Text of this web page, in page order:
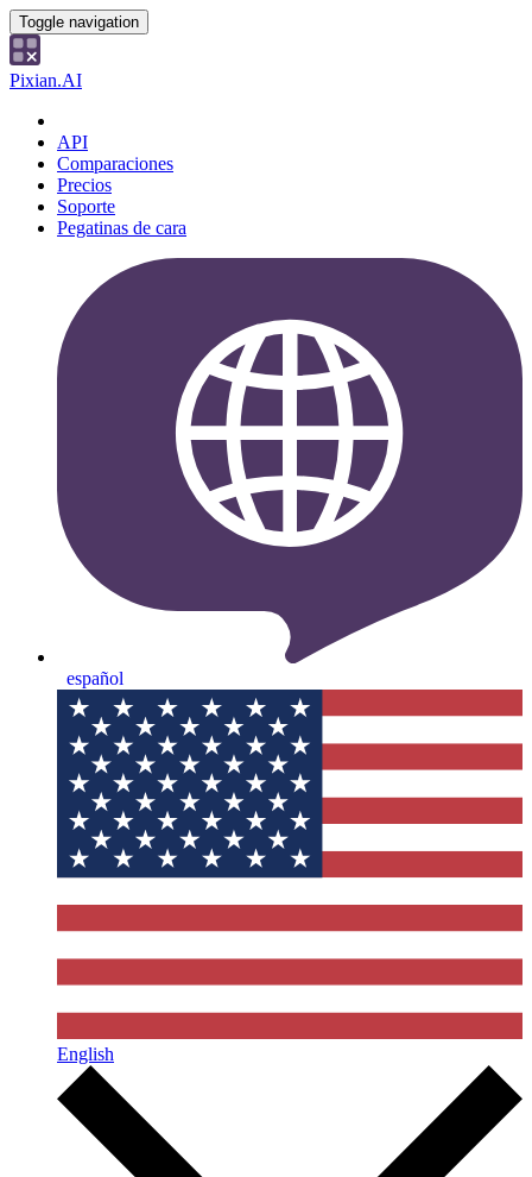
Toggle navigation
Pixian.AI
API
Comparaciones
Precios
Soporte
Pegatinas de cara
español
English